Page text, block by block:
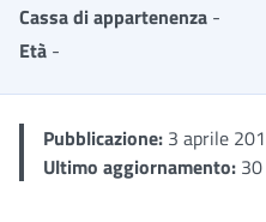
Cassa di appartenenza -
Età -
Pubblicazione: 3 aprile
Ultimo aggiornamento: